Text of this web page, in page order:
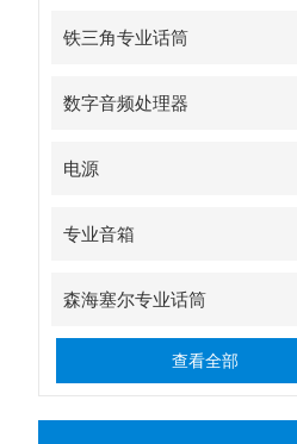
铁三角专业话筒
数字音频处理器
电源
专业音箱
森海塞尔专业话筒
查看全部